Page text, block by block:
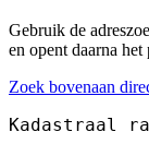
Gebruik de
en opent daarna het
Zoek bovenaan
Kadastraal